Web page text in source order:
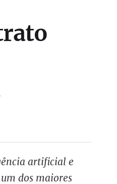
artificial e
dos maiores